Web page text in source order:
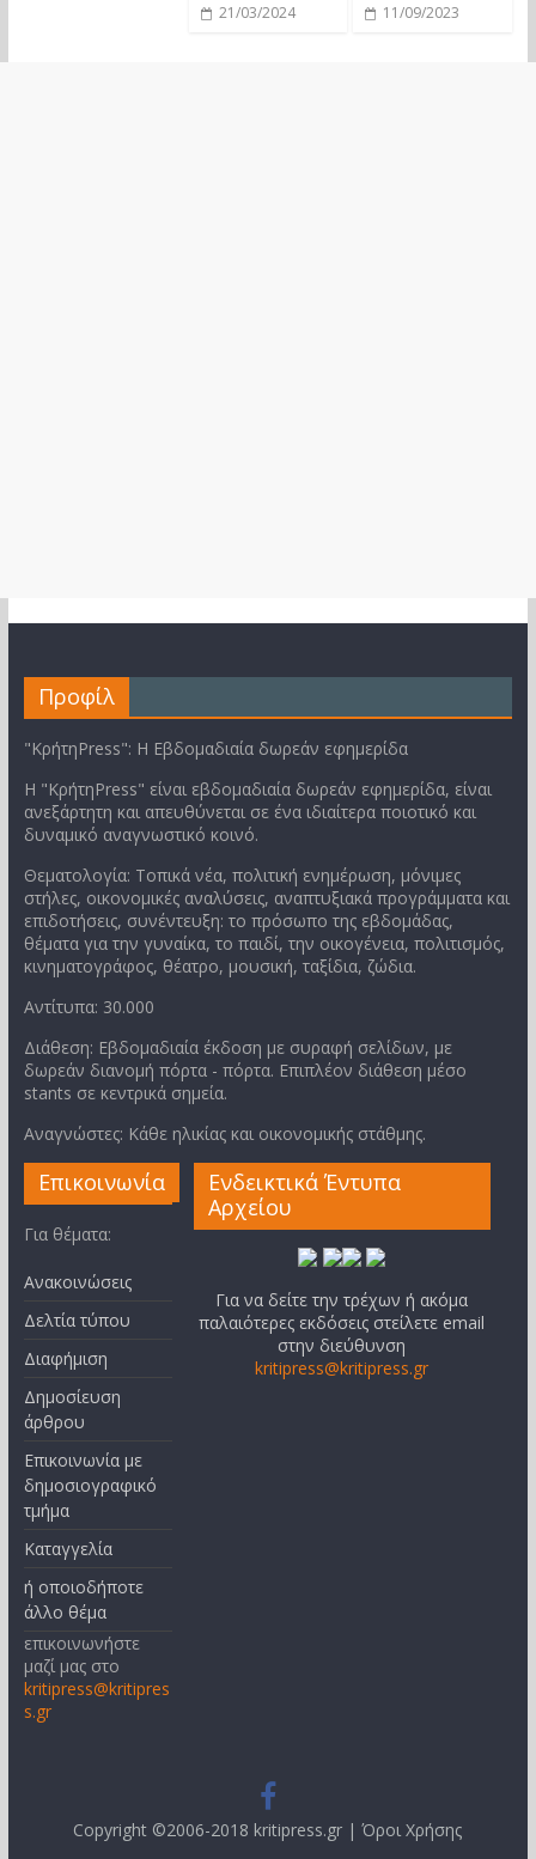
21/03/2024 11/09/2023
Προφίλ
"ΚρήτηPress": Η Εβδομαδιαία δωρεάν εφημερίδα
Η "ΚρήτηPress" είναι εβδομαδιαία δωρεάν εφημερίδα, είναι
ανεξάρτητη και απευθύνεται σε ένα ιδιαίτερα ποιοτικό και
δυναμικό αναγνωστικό κοινό.
Θεματολογία: Τοπικά νέα, πολιτική ενημέρωση, μόνιμες
στήλες, οικονομικές αναλύσεις, αναπτυξιακά προγράμματα και
επιδοτήσεις, συνέντευξη: το πρόσωπο της εβδομάδας,
θέματα για την γυναίκα, το παιδί, την οικογένεια, πολιτισμός,
κινηματογράφος, θέατρο, μουσική, ταξίδια, ζώδια.
Αντίτυπα: 30.000
Διάθεση: Εβδομαδιαία έκδοση με συραφή σελίδων, με
δωρεάν διανομή πόρτα - πόρτα. Επιπλέον διάθεση μέσο
stants σε κεντρικά σημεία.
Αναγνώστες: Κάθε ηλικίας και οικονομικής στάθμης.
Επικοινωνία
Για θέματα:
Ανακοινώσεις
Δελτία τύπου
Διαφήμιση
Δημοσίευση
άρθρου
Επικοινωνία με
δημοσιογραφικό
τμήμα
Καταγγελία
ή οποιοδήποτε
άλλο θέμα
επικοινωνήστε
μαζί μας στο
kritipress@kritipres
s.gr
Ενδεικτικά Έντυπα
Αρχείου
Για να δείτε την τρέχων ή ακόμα
παλαιότερες εκδόσεις στείλετε email
στην διεύθυνση
kritipress@kritipress.gr
Copyright ©2006-2018 kritipress.gr |Όροι Χρήσης